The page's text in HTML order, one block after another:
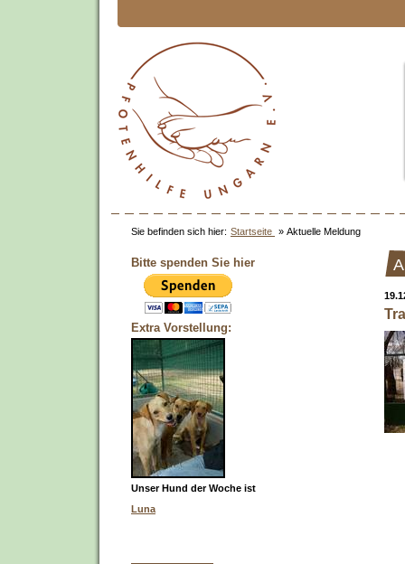
Sie befinden sich hier: Startseite » Aktuelle Meldung
Bitte spenden Sie hier
Extra Vorstellung:
Unser Hund der Woche ist
Luna